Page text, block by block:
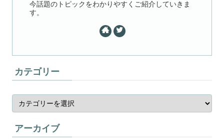
今話題のトピックをわかりやすくご紹介していきま
す。
カテゴリー
アーカイブ